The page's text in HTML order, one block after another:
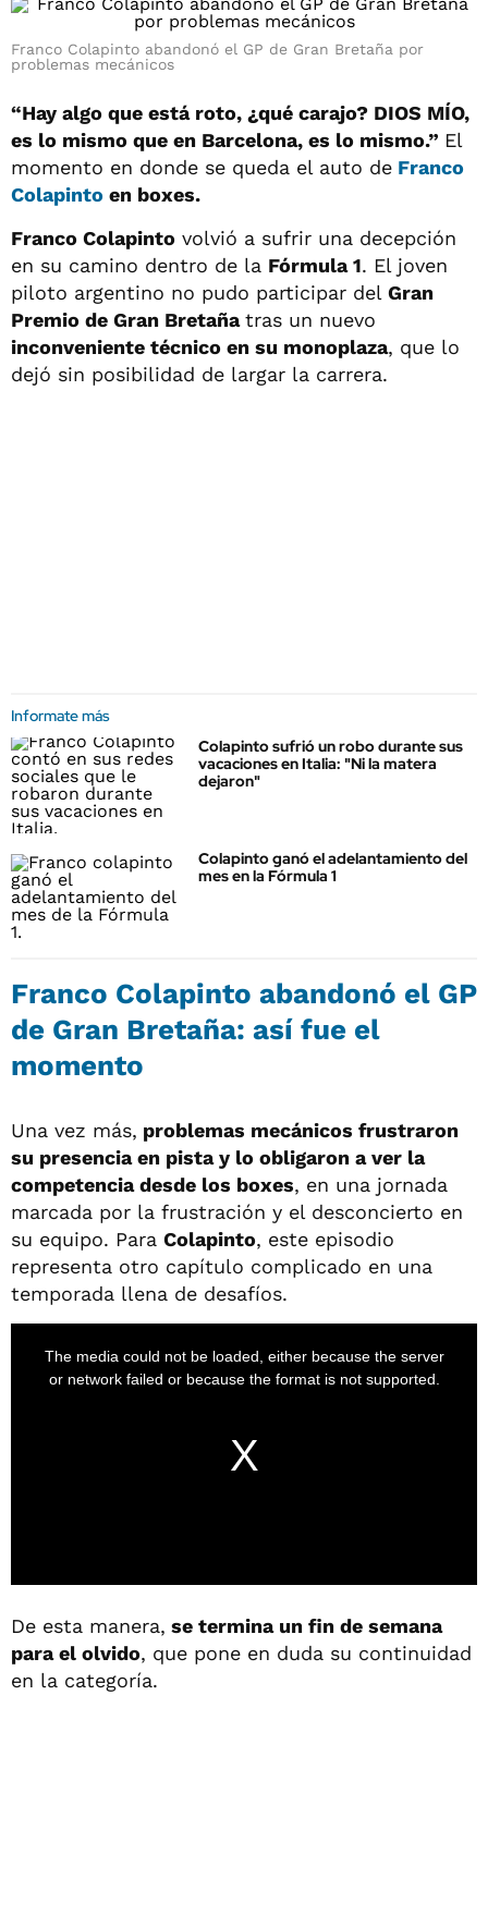
Franco Colapinto abandonó el GP de Gran Bretaña por
problemas mecánicos
“Hay algo que está roto, ¿qué carajo? DIOS MÍO,
es lo mismo que en Barcelona, es lo mismo.” El
momento en donde se queda el auto de Franco
Colapinto en boxes.
Franco Colapinto volvió a sufrir una decepción
en su camino dentro de la Fórmula 1. El joven
piloto argentino no pudo participar del Gran
Premio de Gran Bretañatras un nuevo
inconveniente técnico en su monoplaza, que lo
dejó sin posibilidad de largar la carrera.
Informate más
Colapinto sufrió un robo durante sus
vacaciones en Italia: "Ni la matera
dejaron"
Colapinto ganó el adelantamiento del
mes en la Fórmula 1
Franco Colapinto abandonó el GP
de Gran Bretaña: así fue el
momento
Una vez más, problemas mecánicos frustraron
su presencia en pista y lo obligaron a ver la
competencia desde los boxes, en una jornada
marcada por la frustración y el desconcierto en
su equipo. Para Colapinto, este episodio
representa otro capítulo complicado en una
temporada llena de desafíos.
De esta manera, se termina un fin de semana
para el olvido, que pone en duda su continuidad
en la categoría.